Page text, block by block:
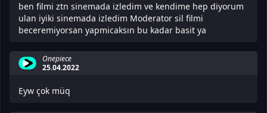
ben filmi ztn sinemada izledim ve kendime hep diyorum
ulan iyiki sinemada izledim Moderator sil filmi
beceremiyorsan yapmicaksın bu kadar basit ya
Onepiece
25.04.2022
Eyw çok müq